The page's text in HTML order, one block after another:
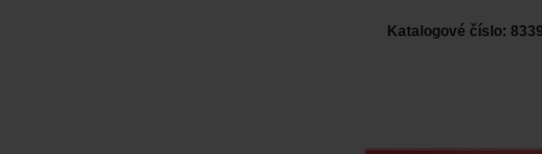
Katalogové číslo: